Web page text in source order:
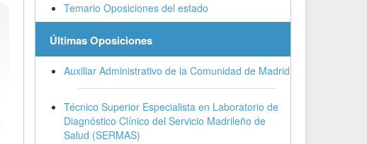
Temario Oposiciones del estado
Últimas Oposiciones
Auxiliar Administrativo de la Comunidad de Madrid
Técnico Superior Especialista en Laboratorio de
Diagnóstico Clínico del Servicio Madrileño de
Salud (SERMAS)